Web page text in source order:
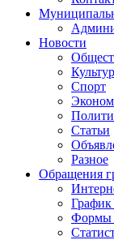
Новости
Спорт
Статьи
Разное
Обращения
Формы